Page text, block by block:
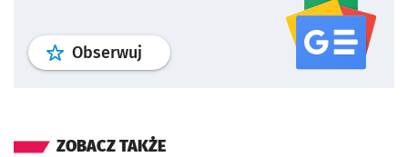
Obserwuj profil serwisu
ZOBACZ TAKŻE